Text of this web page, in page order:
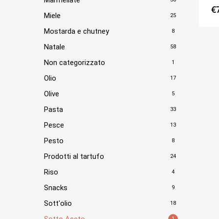
Miele 25
Mostarda e chutney 8
Natale 58
Non categorizzato 1
Olio 17
Olive 5
Pasta 33
Pesce 13
Pesto 8
Prodotti al tartufo 24
Riso 4
Snacks 9
Sott'olio 18
€